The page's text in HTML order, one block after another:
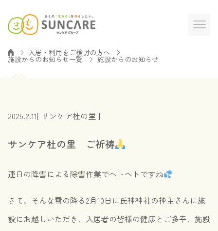
入居・利用をご検討の方へ
施設からのお知らせ一覧 施設からのお知らせ
2025.2.11[ サンケア杜の里 ]
サンケア杜の里 ご祈祷
連日の降雪による除雪作業でヘトヘトですね
さて、そんな雪の降る2月10日に氏神神社の神主さんに施
設にお越しいただき、入居者の皆様の健康とご多幸、施設